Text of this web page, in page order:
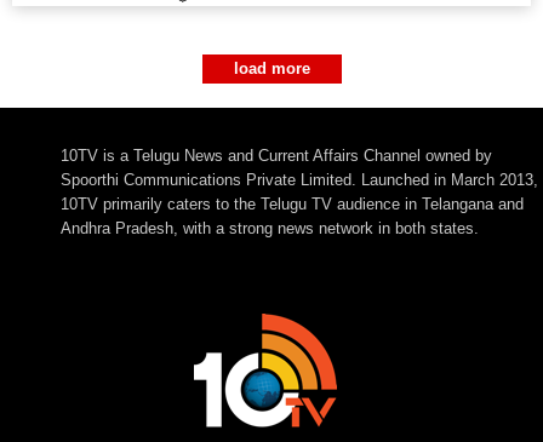
load more
10TV is a Telugu News and Current Affairs Channel owned by
Spoorthi Communications Private Limited. Launched in March 2013,
10TV primarily caters to the Telugu TV audience in Telangana and
Andhra Pradesh, with a strong news network in both states.